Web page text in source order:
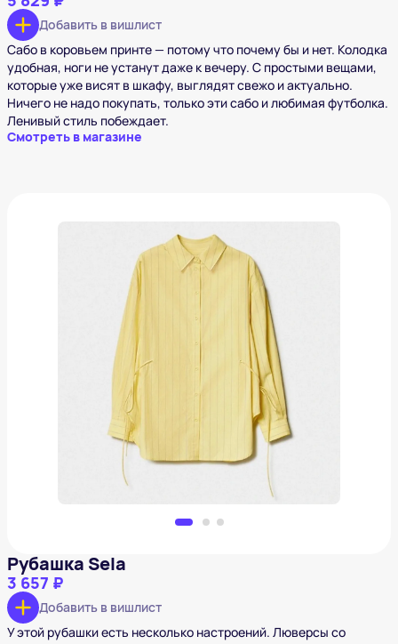
Добавить в вишлист
Сабо в коровьем принте — потому что почему бы и нет. Колодка
удобная, ноги не устанут даже к вечеру. С простыми вещами,
которые уже висят в шкафу, выглядят свежо и актуально.
Ничего не надо покупать, только эти сабо и любимая футболка.
Ленивый стиль побеждает.
Смотреть в магазине
Рубашка Sela
3 657 ₽
Рубашка Sela
3 657 ₽
Добавить в вишлист
У этой рубашки есть несколько настроений. Люверсы со